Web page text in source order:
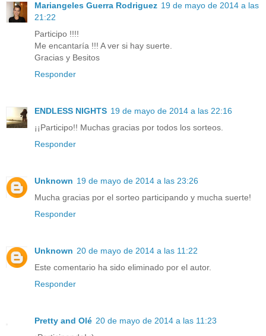
Mariangeles Guerra Rodriguez 19 de mayo de 2014 a las
21:22
Participo !!!!
Me encantaría !!! A ver si hay suerte.
Gracias y Besitos
Responder
ENDLESS NIGHTS 19 de mayo de 2014 a las 22:16
¡¡Participo!! Muchas gracias por todos los sorteos.
Responder
Unknown 19 de mayo de 2014 a las 23:26
Mucha gracias por el sorteo participando y mucha suerte!
Responder
Unknown 20 de mayo de 2014 a las 11:22
Este comentario ha sido eliminado por el autor.
Responder
Pretty and Olé 20 de mayo de 2014 a las 11:23